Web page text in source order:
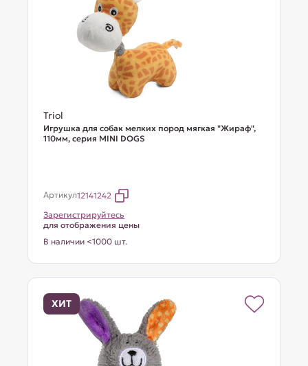
Triol
Игрушка для собак мелких пород мягкая "Жираф",
110мм, серия MINI DOGS
Артикул12141242
Зарегистрируйтесь
для отображения цены
В наличии <1000 шт.
ХИТ